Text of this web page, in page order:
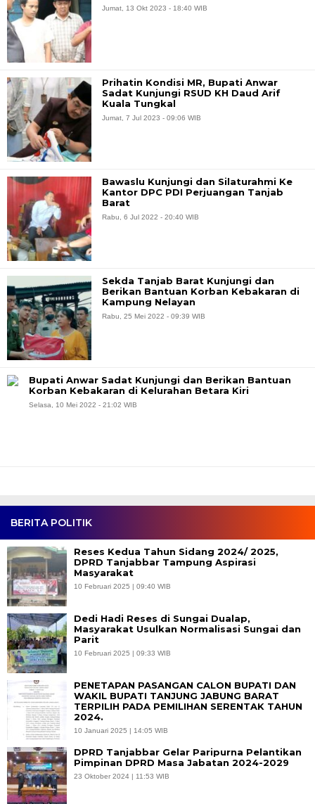
BERITA POLITIK
Reses Kedua Tahun Sidang 2024/ 2025,
DPRD Tanjabbar Tampung Aspirasi
Masyarakat
10 Februari 2025 | 09:40 WIB
Dedi Hadi Reses di Sungai Dualap,
Masyarakat Usulkan Normalisasi Sungai dan
Parit
10 Februari 2025 | 09:33 WIB
PENETAPAN PASANGAN CALON BUPATI DAN
WAKIL BUPATI TANJUNG JABUNG BARAT
TERPILIH PADA PEMILIHAN SERENTAK TAHUN
2024.
10 Januari 2025 | 14:05 WIB
DPRD Tanjabbar Gelar Paripurna Pelantikan
Pimpinan DPRD Masa Jabatan 2024-2029
23 Oktober 2024 | 11:53 WIB
Jumat, 13 Okt 2023 - 18:40 WIB
Prihatin Kondisi MR, Bupati Anwar
Sadat Kunjungi RSUD KH Daud Arif
Kuala Tungkal
Jumat, 7 Jul 2023 - 09:06 WIB
Bawaslu Kunjungi dan Silaturahmi Ke
Kantor DPC PDI Perjuangan Tanjab
Barat
Rabu, 6 Jul 2022 - 20:40 WIB
Sekda Tanjab Barat Kunjungi dan
Berikan Bantuan Korban Kebakaran di
Kampung Nelayan
Rabu, 25 Mei 2022 - 09:39 WIB
Bupati Anwar Sadat Kunjungi dan Berikan Bantuan
Korban Kebakaran di Kelurahan Betara Kiri
Selasa, 10 Mei 2022 - 21:02 WIB